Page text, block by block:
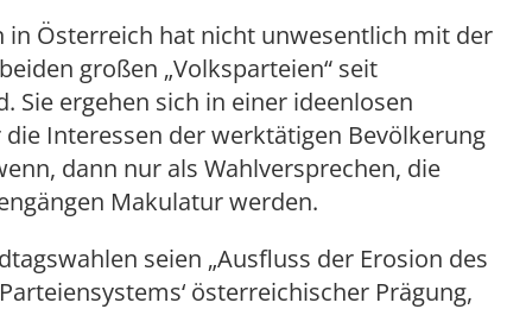
in Österreich hat nicht unwesentlich mit der
großen „Volksparteien“ seit
Sie ergehen sich in einer ideenlosen
Interessen der werktätigen Bevölkerung
dann nur als Wahlversprechen, die
Makulatur werden.
seien „Ausfluss der Erosion des
österreichischer Prägung,